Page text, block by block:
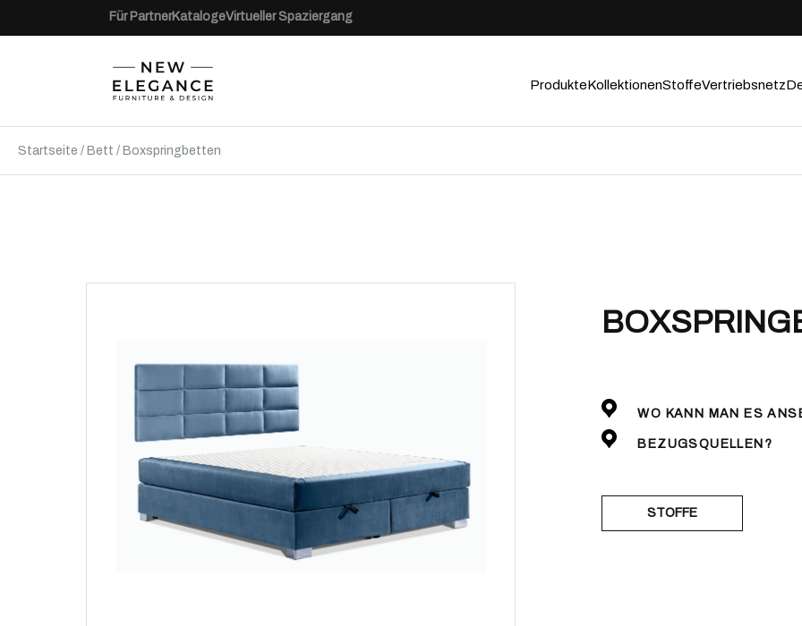
Für PartnerKatalogeVirtueller Spaziergang
ProdukteKollektionenStoffeVertriebsnetz
Startseite / Bett / Boxspringbetten
WO KANN MAN ES
BEZUGSQUELLEN?
STOFFE